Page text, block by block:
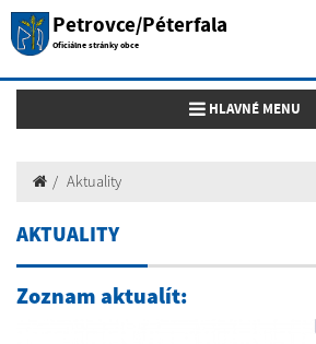
Petrovce/Péterfala
Oficiálne stránky obce
Toggle navigation
HLAVNÉ MENU
Aktuality
AKTUALITY
Zoznam aktualít: